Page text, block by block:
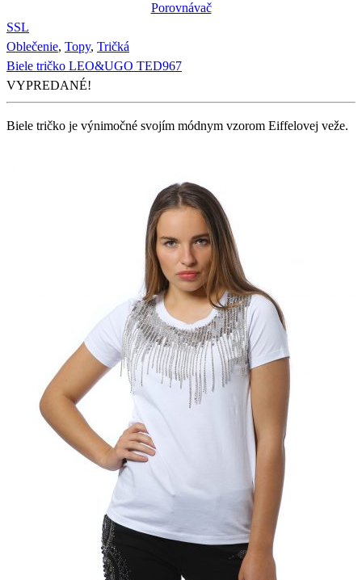
Porovnávač
SSL
Oblečenie, Topy, Tričká
Biele tričko LEO&UGO TED967
VYPREDANÉ!
Biele tričko je výnimočné svojím módnym vzorom Eiffelovej veže.